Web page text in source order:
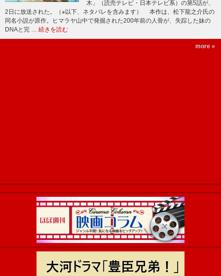
木」（読売テレビ・日本テレビ系）の第5話が、
2日に放送された。（※以下、ネタバレを含みます） 本作は、松下龍之介氏の
同名小説が原作。ヒマラヤ山中で発掘された200年前の人骨が、失踪した妹の
DNAと完 … 続きを読む
more »